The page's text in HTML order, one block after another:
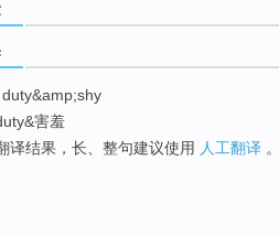
害羞
译结果，长、整句建议使用 人工翻译